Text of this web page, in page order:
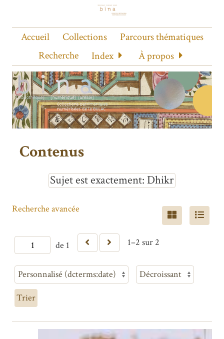
Accueil Collections
Parcours thématiques
Recherche
Index À propos
Contenus
Sujet est exactement Dhikr
de 1 1–2 sur 2
Recherche avancée
Trier